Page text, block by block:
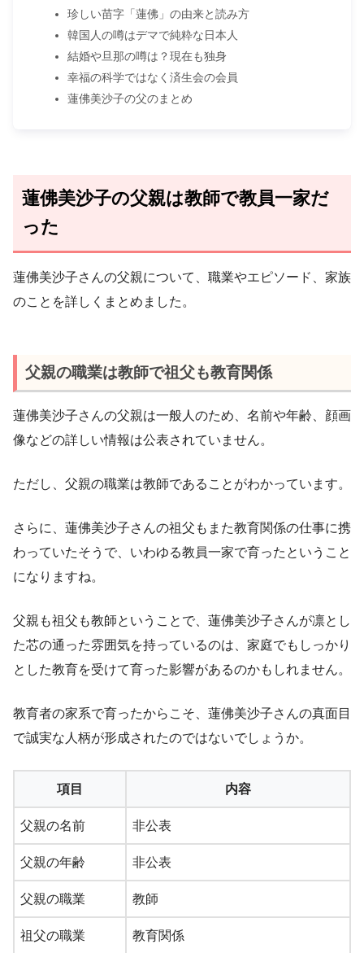
珍しい苗字「蓮佛」の由来と読み方
韓国人の噂はデマで純粋な日本人
結婚や旦那の噂は？現在も独身
幸福の科学ではなく済生会の会員
蓮佛美沙子の父のまとめ
蓮佛美沙子の父親は教師で教員一家だ
った
蓮佛美沙子さんの父親について、職業やエピソード、家族
のことを詳しくまとめました。
父親の職業は教師で祖父も教育関係
蓮佛美沙子さんの父親は一般人のため、名前や年齢、顔画
像などの詳しい情報は公表されていません。
ただし、父親の職業は教師であることがわかっています。
さらに、蓮佛美沙子さんの祖父もまた教育関係の仕事に携
わっていたそうで、いわゆる教員一家で育ったということ
になりますね。
父親も祖父も教師ということで、蓮佛美沙子さんが凛とし
た芯の通った雰囲気を持っているのは、家庭でもしっかり
とした教育を受けて育った影響があるのかもしれません。
教育者の家系で育ったからこそ、蓮佛美沙子さんの真面目
で誠実な人柄が形成されたのではないでしょうか。
項目 内容
父親の名前 非公表
父親の年齢 非公表
父親の職業 教師
祖父の職業 教育関係